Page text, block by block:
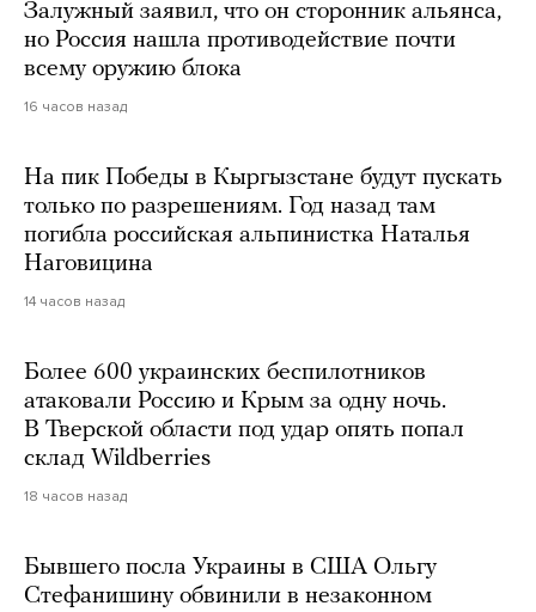
Залужный заявил, что он сторонник альянса,
но Россия нашла противодействие почти
всему оружию блока
16 часов назад
На пик Победы в Кыргызстане будут пускать
только по разрешениям. Год назад там
погибла российская альпинистка Наталья
Наговицина
14 часов назад
Более 600 украинских беспилотников
атаковали Россию и Крым за одну ночь.
В Тверской области под удар опять попал
склад Wildberries
18 часов назад
Бывшего посла Украины в США Ольгу
Стефанишину обвинили в незаконном